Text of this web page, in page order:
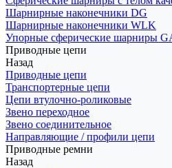
Шарнирные наконечники DG
Шарнирные наконечники WLK
Упорные сферические шарниры
Приводные цепи
Назад
Приводные цепи
Транспортерные цепи
Цепи втулочно-роликовые
Звено переходное
Звено соединительное
Направляющие / профили цепи
Приводные ремни
Назад